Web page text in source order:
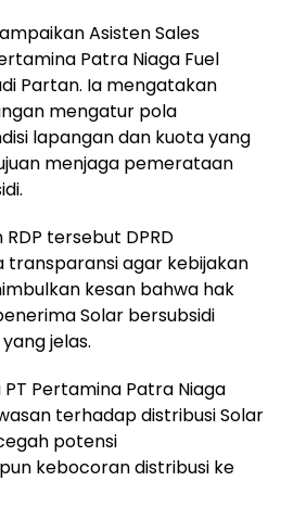
Asisten Sales
Patra Niaga Fuel
Partan. Ia mengatakan
mengatur pola
lapangan dan kuota yang
menjaga pemerataan
tersebut DPRD
transparansi agar kebijakan
kesan bahwa hak
Solar bersubsidi
jelas.
Pertamina Patra Niaga
terhadap distribusi Solar
potensi
kebocoran distribusi ke